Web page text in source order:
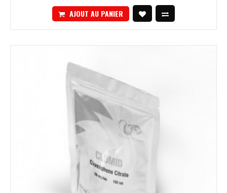
AJOUT AU PANIER